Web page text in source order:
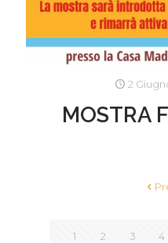
2
MOSTRA
1 2 3 4